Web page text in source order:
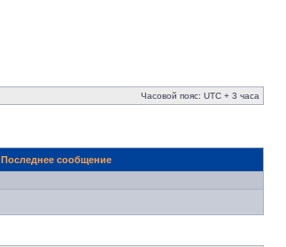
Часовой пояс: UTC + 3 часа
Последнее сообщение